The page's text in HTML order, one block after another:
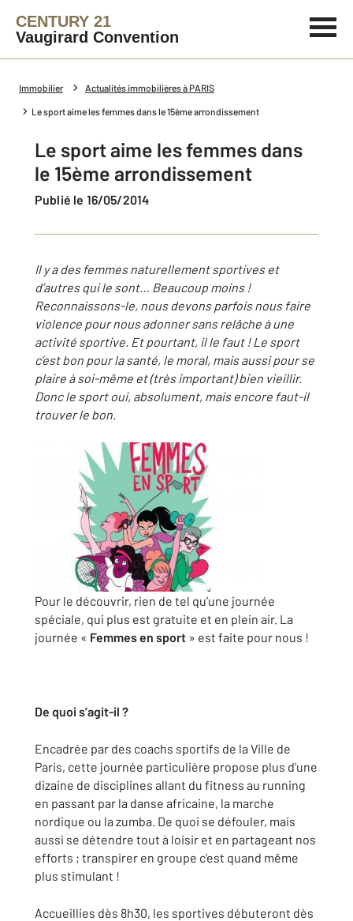
CENTURY 21
Vaugirard Convention
Immobilier Actualités immobilières à PARIS
Le sport aime les femmes dans le 15ème arrondissement
Le sport aime les femmes dans
le 15ème arrondissement
Publié le 16/05/2014
Il y a des femmes naturellement sportives et
d’autres qui le sont… Beaucoup moins !
Reconnaissons-le, nous devons parfois nous faire
violence pour nous adonner sans relâche à une
activité sportive. Et pourtant, il le faut ! Le sport
c’est bon pour la santé, le moral, mais aussi pour se
plaire à soi-même et (très important) bien vieillir.
Donc le sport oui, absolument, mais encore faut-il
trouver le bon.
Pour le découvrir, rien de tel qu’une journée
spéciale, qui plus est gratuite et en plein air. La
journée « Femmes en sport » est faite pour nous !
De quoi s’agit-il ?
Encadrée par des coachs sportifs de la Ville de
Paris, cette journée particulière propose plus d’une
dizaine de disciplines allant du fitness au running
en passant par la danse africaine, la marche
nordique ou la zumba. De quoi se défouler, mais
aussi se détendre tout à loisir et en partageant nos
efforts ; transpirer en groupe c’est quand même
plus stimulant !
Accueillies dès 8h30, les sportives débuteront dès